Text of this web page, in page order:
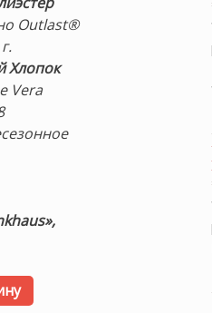
Outlast®
Хлопок
Vera
medium» 240х260см.